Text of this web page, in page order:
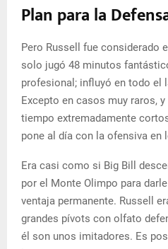
Plan para la
Pero Russell fue considerado
solo jugó 48 minutos
profesional; influyó en todo el
Excepto en casos muy raros,
tiempo extremadamente
pone al día con la ofensiva en
Era casi como si Big Bill
por el Monte Olimpo para
ventaja permanente. Russell
grandes pívots con olfato
él son unos imitadores. Es